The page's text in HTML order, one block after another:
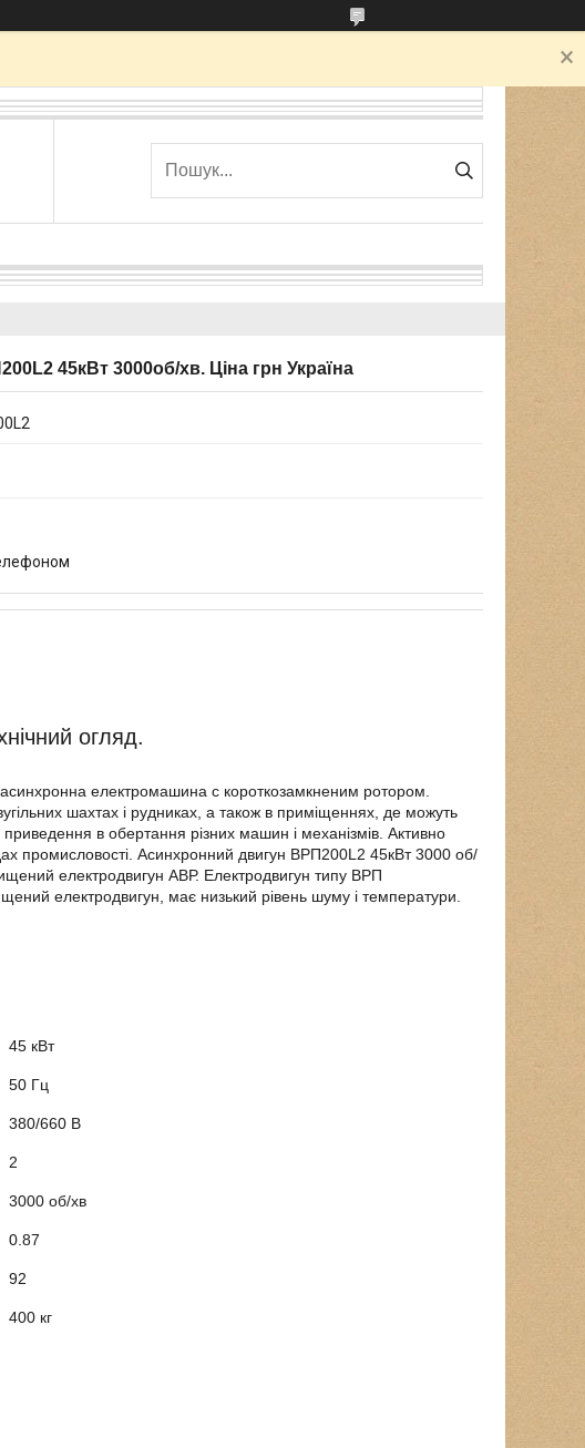
45кВт 3000об/хв. Ціна грн Україна
огляд.
електромашина c короткозамкненим ротором.
шахтах і рудниках, а також в приміщеннях, де можуть
приведення в обертання різних машин і механізмів. Активно
промисловості. Асинхронний двигун ВРП200L2 45кВт 3000 об/
електродвигун АВР. Електродвигун типу ВРП
електродвигун, має низький рівень шуму і температури.
45 кВт
50 Гц
380/660 В
2
3000 об/хв
0.87
92
400 кг